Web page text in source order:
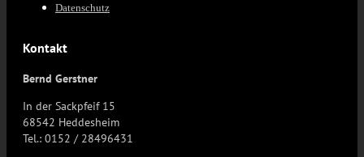
Datenschutz
Kontakt
Bernd Gerstner
In der Sackpfeif 15
68542 Heddesheim
Tel.: 0152 / 28496431